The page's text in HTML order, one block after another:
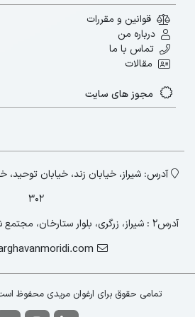
این دانش برای آموزش و
جوان‌تر استفاده کنید.
جلوگیری از کلیشه‌ها:
مربوط به سن و توانایی‌های
هر فرد منحصر به فرد است
بلاگ:
قوانین و مقررات
درباره من
تماس با ما
مقالات
مجوز های سایت
۳۰۲
آدرس2 : شیراز، زرگری، بلوار ستارخان، مجتمع شیرازمال، طبقه ۶ واحد ۶۱۸
تمامی حقوق برای ارغوان مریدی محفوظ